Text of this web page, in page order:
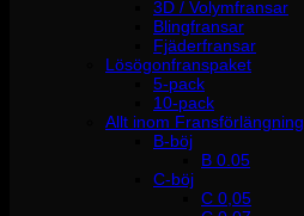
3D / Volymfransar
Blingfransar
Fjäderfransar
Lösögonfranspaket
5-pack
10-pack
Allt inom Fransförlängning
B-böj
B 0.05
C-böj
C 0,05